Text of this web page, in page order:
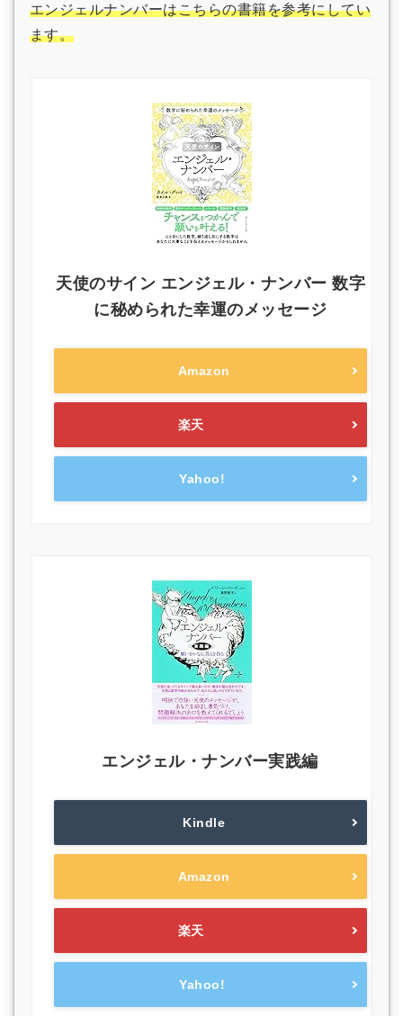
エンジェルナンバーはこちらの書籍を参考にしてい
ます。
天使のサイン エンジェル・ナンバー 数字
に秘められた幸運のメッセージ
Amazon
楽天
Yahoo!
エンジェル・ナンバー実践編
Kindle
Amazon
楽天
Yahoo!